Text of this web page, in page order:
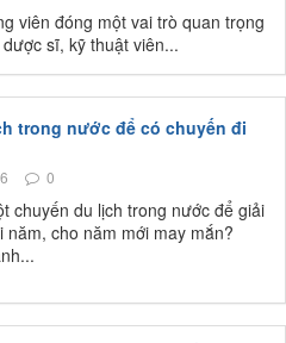
viên đóng một vai trò quan trọng
sĩ, kỹ thuật viên...
trong nước để có chuyến đi
0
chuyến du lịch trong nước để giải
năm, cho năm mới may mắn?